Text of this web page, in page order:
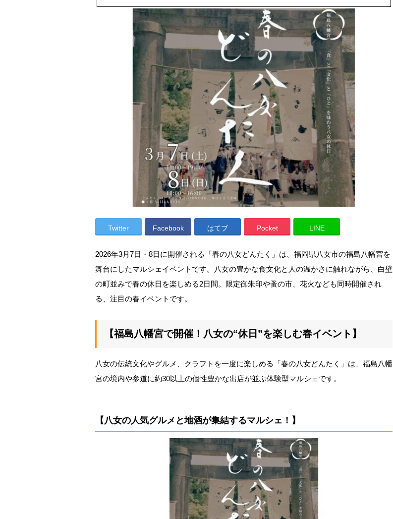
Twitter Facebook はてブ Pocket LINE
2026年3月7日・8日に開催される「春の八女どんたく」は、福岡県八女市の福島八幡宮を
舞台にしたマルシェイベントです。八女の豊かな食文化と人の温かさに触れながら、白壁
の町並みで春の休日を楽しめる2日間。限定御朱印や蚤の市、花火なども同時開催され
る、注目の春イベントです。
【福島八幡宮で開催！八女の“休日”を楽しむ春イベント】
八女の伝統文化やグルメ、クラフトを一度に楽しめる「春の八女どんたく」は、福島八幡
宮の境内や参道に約30以上の個性豊かな出店が並ぶ体験型マルシェです。
【八女の人気グルメと地酒が集結するマルシェ！】